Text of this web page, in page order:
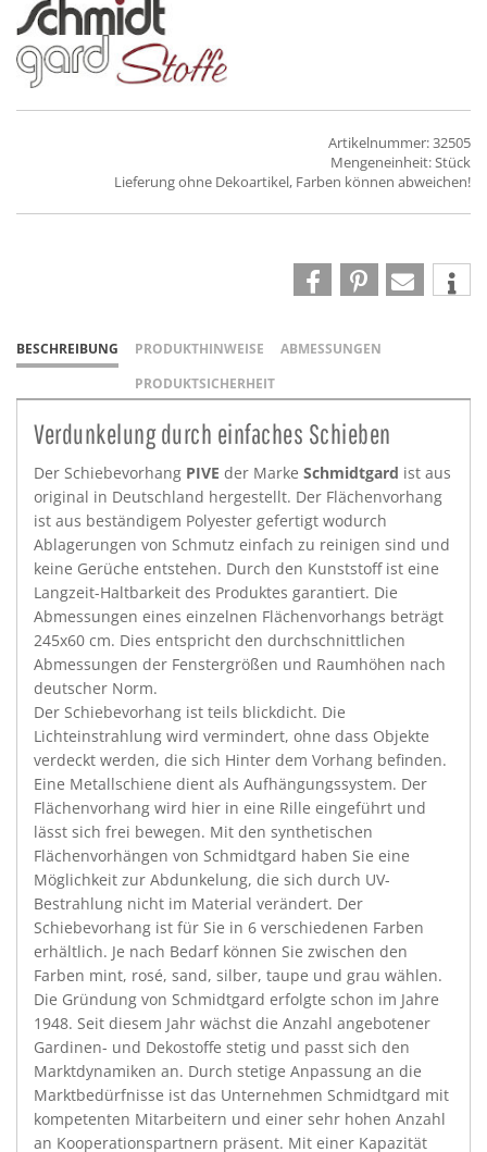
Artikelnummer: 32505
Mengeneinheit: Stück
Lieferung ohne Dekoartikel, Farben können abweichen!
BESCHREIBUNG PRODUKTHINWEISE
ABMESSUNGEN
PRODUKTSICHERHEIT
Verdunkelung durch einfaches Schieben
Der Schiebevorhang PIVE der Marke Schmidtgard ist aus
original in Deutschland hergestellt. Der Flächenvorhang
ist aus beständigem Polyester gefertigt wodurch
Ablagerungen von Schmutz einfach zu reinigen sind und
keine Gerüche entstehen. Durch den Kunststoff ist eine
Langzeit-Haltbarkeit des Produktes garantiert. Die
Abmessungen eines einzelnen Flächenvorhangs beträgt
245x60 cm. Dies entspricht den durchschnittlichen
Abmessungen der Fenstergrößen und Raumhöhen nach
deutscher Norm.
Der Schiebevorhang ist teils blickdicht. Die
Lichteinstrahlung wird vermindert, ohne dass Objekte
verdeckt werden, die sich Hinter dem Vorhang befinden.
Eine Metallschiene dient als Aufhängungssystem. Der
Flächenvorhang wird hier in eine Rille eingeführt und
lässt sich frei bewegen. Mit den synthetischen
Flächenvorhängen von Schmidtgard haben Sie eine
Möglichkeit zur Abdunkelung, die sich durch UV-
Bestrahlung nicht im Material verändert. Der
Schiebevorhang ist für Sie in 6 verschiedenen Farben
erhältlich. Je nach Bedarf können Sie zwischen den
Farben mint, rosé, sand, silber, taupe und grau wählen.
Die Gründung von Schmidtgard erfolgte schon im Jahre
1948. Seit diesem Jahr wächst die Anzahl angebotener
Gardinen- und Dekostoffe stetig und passt sich den
Marktdynamiken an. Durch stetige Anpassung an die
Marktbedürfnisse ist das Unternehmen Schmidtgard mit
kompetenten Mitarbeitern und einer sehr hohen Anzahl
an Kooperationspartnern präsent. Mit einer Kapazität